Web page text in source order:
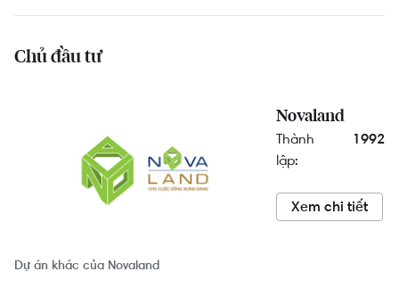
Chủ đầu tư
Novaland
Thành
lập:
1992
Xem chi tiết
Dự án khác của Novaland